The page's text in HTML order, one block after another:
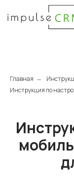
Главная →
Инструкция по